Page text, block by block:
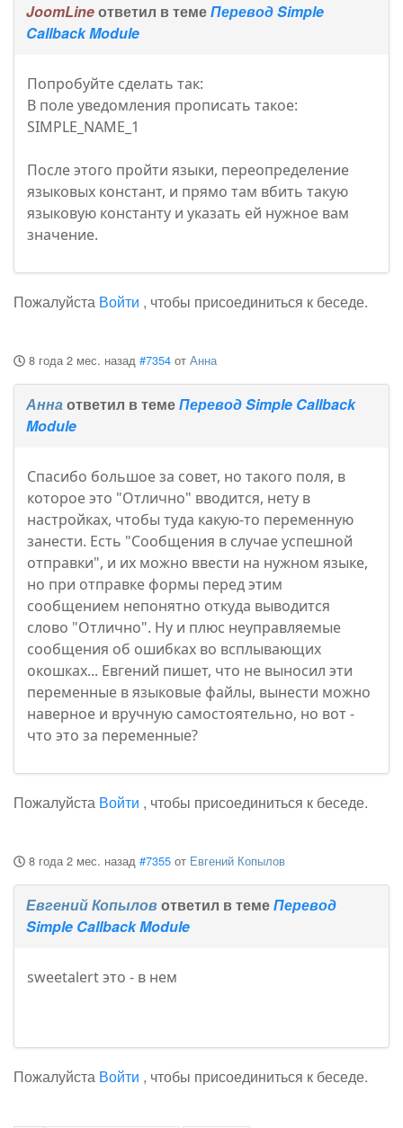
JoomLineответил в темеПеревод Simple
Callback Module
Попробуйте сделать так:
В поле уведомления прописать такое:
SIMPLE_NAME_1
После этого пройти языки, переопределение
языковых констант, и прямо там вбить такую
языковую константу и указать ей нужное вам
значение.
Пожалуйста Войти , чтобы присоединиться к беседе.
8 года 2 мес. назад #7354 от Анна
Аннаответил в темеПеревод Simple Callback
Module
Спасибо большое за совет, но такого поля, в
которое это "Отлично" вводится, нету в
настройках, чтобы туда какую-то переменную
занести. Есть "Сообщения в случае успешной
отправки", и их можно ввести на нужном языке,
но при отправке формы перед этим
сообщением непонятно откуда выводится
слово "Отлично". Ну и плюс неуправляемые
сообщения об ошибках во всплывающих
окошках... Евгений пишет, что не выносил эти
переменные в языковые файлы, вынести можно
наверное и вручную самостоятельно, но вот -
что это за переменные?
Пожалуйста Войти , чтобы присоединиться к беседе.
8 года 2 мес. назад #7355 от Евгений Копылов
Евгений Копыловответил в темеПеревод
Simple Callback Module
sweetalert это - в нем
Пожалуйста Войти , чтобы присоединиться к беседе.